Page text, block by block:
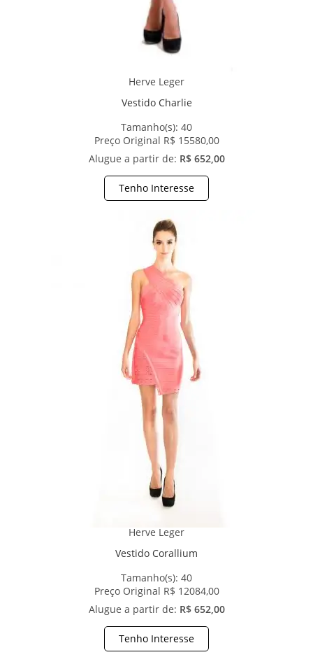
Herve Leger
Vestido Charlie
Tamanho(s): 40
Preço Original R$ 15580,00
Alugue a partir de: R$ 652,00
Tenho Interesse
Herve Leger
Vestido Corallium
Tamanho(s): 40
Preço Original R$ 12084,00
Alugue a partir de: R$ 652,00
Tenho Interesse